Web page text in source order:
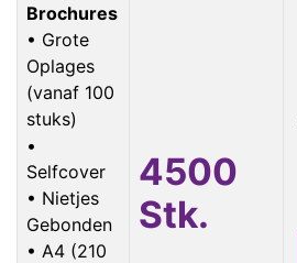
Brochures
• Grote
Oplages
(vanaf 100
stuks)
•
Selfcover
• Nietjes
Gebonden
• A4 (210
4500
Stk.